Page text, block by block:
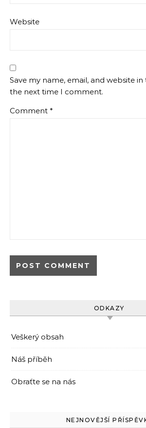
Website
Save my name, email, and website
the next time I comment.
Comment *
ODKAZY
Veškerý obsah
Náš příběh
Obraťte se na nás
NEJNOVĚJŠÍ